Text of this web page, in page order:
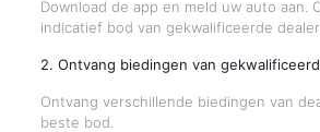
Download de app en meld uw auto aan.
indicatief bod van gekwalificeerde
2. Ontvang biedingen van
Ontvang verschillende biedingen van
beste bod.